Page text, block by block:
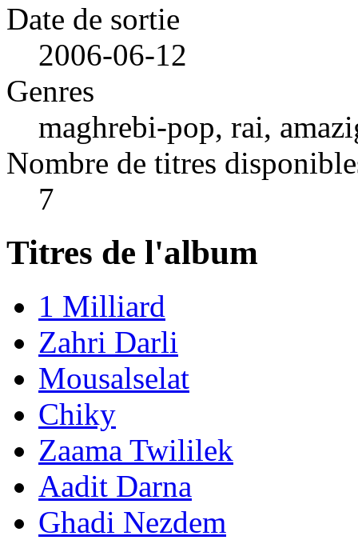
Date de sortie
2006-06-12
Genres
maghrebi-pop, rai,
Nombre de titres
7
Titres de l'album
1 Milliard
Zahri Darli
Mousalselat
Chiky
Zaama Twililek
Aadit Darna
Ghadi Nezdem